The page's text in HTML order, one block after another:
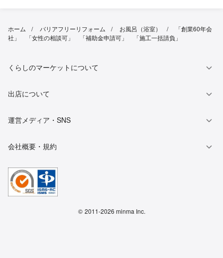
ホーム バリアフリーリフォーム お風呂（浴室）
「創業60年会
社」 「女性の相談可」 「補助金申請可」 「施工一括請負」
くらしのマーケットについて
出店について
運営メディア・SNS
会社概要・規約
© 2011-2026 minma Inc.